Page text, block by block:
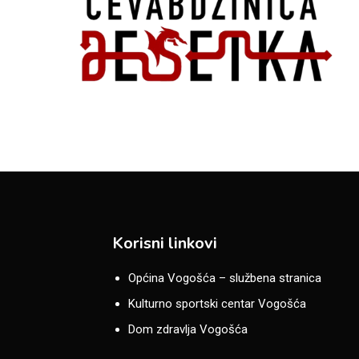
Korisni linkovi
Općina Vogošća – službena stranica
Kulturno sportski centar Vogošća
Dom zdravlja Vogošća